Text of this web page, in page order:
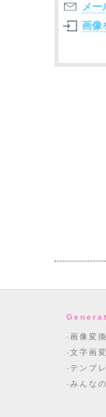
メー
画像
画像変換
文字画
テンプ
みんな